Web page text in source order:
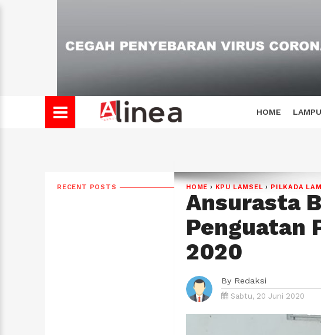
HOME
RECENT POSTS HOME › KPU LAMSEL › PILKADA
Ansurasta
Penguatan
2020
By Redaksi
Sabtu, 20 Juni 2020